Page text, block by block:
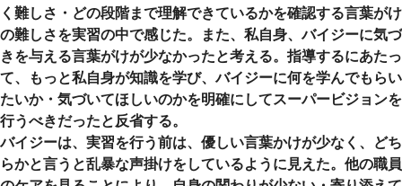
く難しさ・どの段階まで理解できているかを確認する言葉がけ
の難しさを実習の中で感じた。また、私自身、バイジーに気づ
きを与える言葉がけが少なかったと考える。指導するにあたっ
て、もっと私自身が知識を学び、バイジーに何を学んでもらい
たいか・気づいてほしいのかを明確にしてスーパービジョンを
行うべきだったと反省する。
バイジーは、実習を行う前は、優しい言葉かけが少なく、どち
らかと言うと乱暴な声掛けをしているように見えた。他の職員